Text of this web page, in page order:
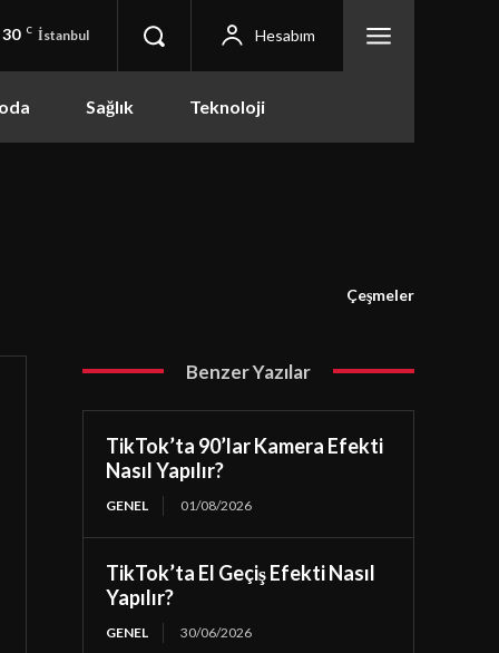
30 C İstanbul Hesabım
Sağlık Teknoloji
Çeşmeler
Benzer Yazılar
TikTok’ta 90’lar Kamera Efekti
Nasıl Yapılır?
GENEL 01/08/2026
TikTok’ta El Geçiş Efekti Nasıl
Yapılır?
GENEL 30/06/2026